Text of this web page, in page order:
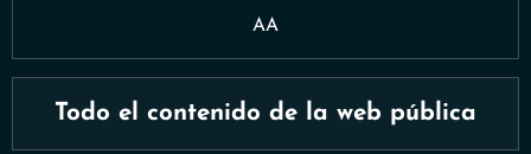
AA
Todo el contenido de la web pública